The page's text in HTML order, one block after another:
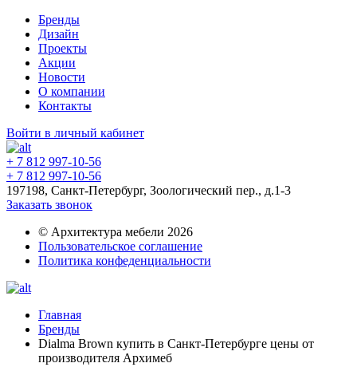
Бренды
Дизайн
Проекты
Акции
Новости
О компании
Контакты
Войти в личный кабинет
+ 7 812 997-10-56
+ 7 812 997-10-56
197198, Санкт-Петербург, Зоологический пер., д.1-3
Заказать звонок
© Архитектура мебели 2026
Пользовательское соглашение
Политика конфеденциальности
Главная
Бренды
Dialma Brown купить в Санкт-Петербурге цены от
производителя Архимеб